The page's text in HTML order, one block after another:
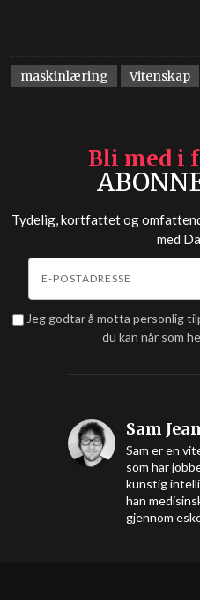
maskinlæring Vitenskap
Bli med i
Tydelig, kortfattet og
med
Jeg godtar å motta personlig
du kan når som
Sam
Sam er en
som har
kunstig
han
gjennom